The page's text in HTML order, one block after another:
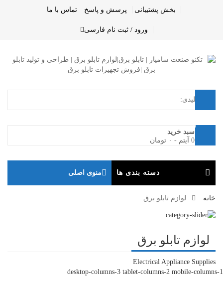
بخش پشتیبانی پرسش و پاسخ تماس با ما
ورود / ثبت نام فارسی
سبد خرید
0 آیتم
- ۰ تومان
0
دسته بندی ها منوی اصلی
خانه لوازم تابلو برق
لوازم تابلو برق
Electrical Appliance Supplies
desktop-columns-3 tablet-columns-2 mobile-columns-1